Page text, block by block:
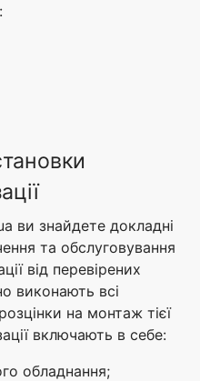
ви знайдете докладні
та обслуговування
від перевірених
виконають всі
на монтаж тієї
включають в себе:
обладнання;